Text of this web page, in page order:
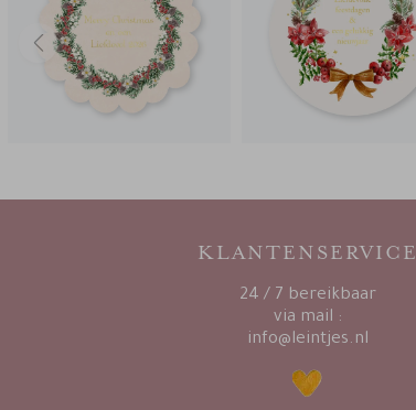
KLANTENSERVICE
24 / 7 bereikbaar
via mail :
info@leintjes.nl